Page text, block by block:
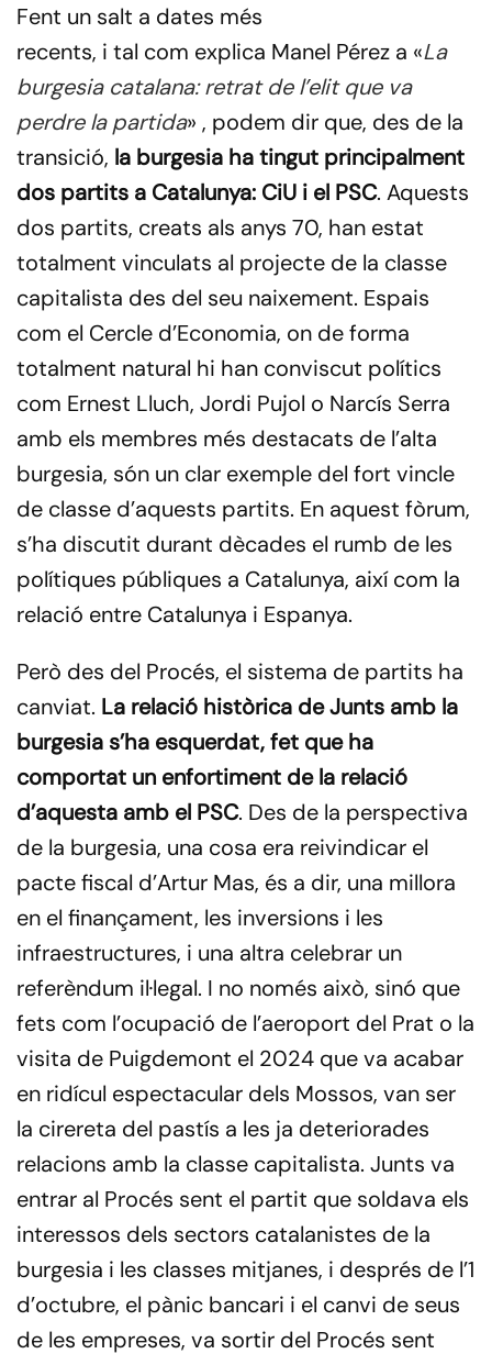
Fent un salt a dates més
recents, i tal com explica Manel Pérez a «La
burgesia catalana: retrat de l’elit que va
perdre la partida» , podem dir que, des de la
transició, la burgesia ha tingut principalment
dos partits a Catalunya: CiU i el PSC. Aquests
dos partits, creats als anys 70, han estat
totalment vinculats al projecte de la classe
capitalista des del seu naixement. Espais
com el Cercle d’Economia, on de forma
totalment natural hi han conviscut polítics
com Ernest Lluch, Jordi Pujol o Narcís Serra
amb els membres més destacats de l’alta
burgesia, són un clar exemple del fort vincle
de classe d’aquests partits. En aquest fòrum,
s’ha discutit durant dècades el rumb de les
polítiques públiques a Catalunya, així com la
relació entre Catalunya i Espanya.
Però des del Procés, el sistema de partits ha
canviat. La relació històrica de Junts amb la
burgesia s’ha esquerdat, fet que ha
comportat un enfortiment de la relació
d’aquesta amb el PSC. Des de la perspectiva
de la burgesia, una cosa era reivindicar el
pacte fiscal d’Artur Mas, és a dir, una millora
en el finançament, les inversions i les
infraestructures, i una altra celebrar un
referèndum il·legal. I no només això, sinó que
fets com l’ocupació de l’aeroport del Prat o la
visita de Puigdemont el 2024 que va acabar
en ridícul espectacular dels Mossos, van ser
la cirereta del pastís a les ja deteriorades
relacions amb la classe capitalista. Junts va
entrar al Procés sent el partit que soldava els
interessos dels sectors catalanistes de la
burgesia i les classes mitjanes, i després de l’1
d’octubre, el pànic bancari i el canvi de seus
de les empreses, va sortir del Procés sent